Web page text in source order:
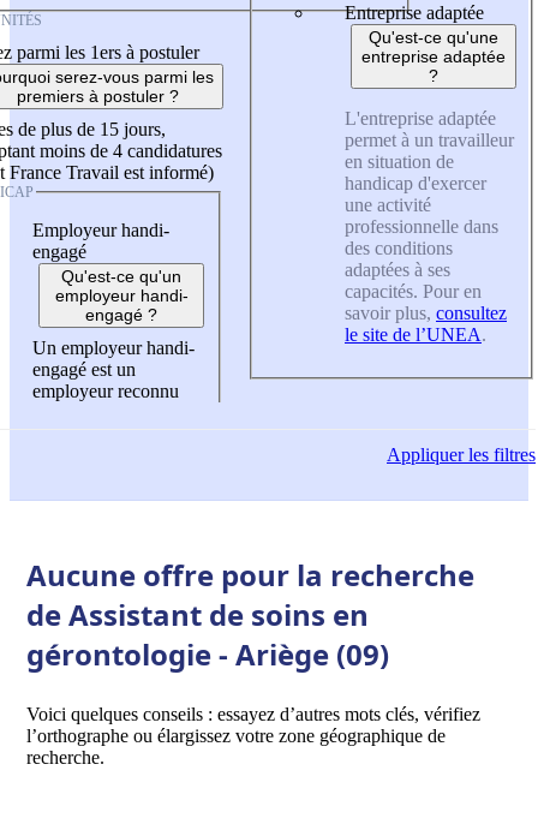
parmi les 1ers à postuler
serez-vous parmi les
premiers à postuler ?
de plus de 15 jours,
moins de 4 candidatures
France Travail est informé)
Employeur handi-
engagé
Qu'est-ce qu'un
employeur handi-
engagé ?
Un employeur handi-
engagé est un
employeur reconnu
Entreprise adaptée
Qu'est-ce qu'une
entreprise adaptée
?
L'entreprise adaptée
permet à un travailleur
en situation de
handicap d'exercer
une activité
professionnelle dans
des conditions
adaptées à ses
capacités. Pour en
savoir plus, consultez
le site de l’UNEA.
Appliquerles filtres
Aucune offre pour la recherche
de Assistant de soins en
gérontologie - Ariège (09)
Voici quelques conseils : essayez d’autres mots clés, vérifiez
l’orthographe ou élargissez votre zone géographique de
recherche.